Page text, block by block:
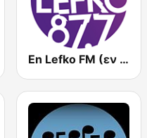
En Lefko FM (εν λευκω)